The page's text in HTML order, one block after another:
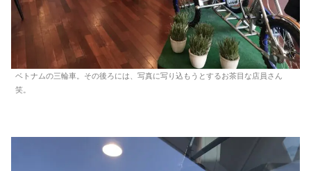
ベトナムの三輪車。その後ろには、写真に写り込もうとするお茶目な店員さん
笑。